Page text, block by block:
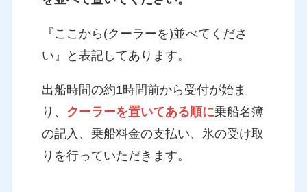
『ここから(クーラーを)並べてくださ
い』と表記してあります。
出船時間の約1時間前から受付が始ま
り、 クーラーを置いてある順に乗船名簿
の記入、乗船料金の支払い、氷の受け取
りを行っていただきます。